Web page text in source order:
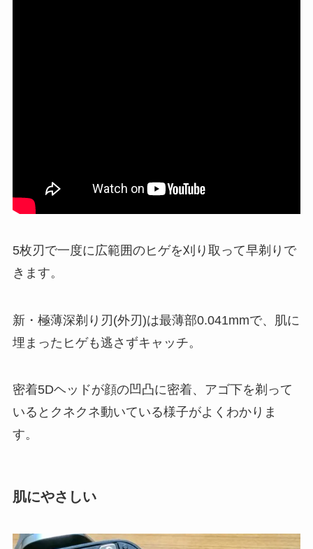
5枚刃で一度に広範囲のヒゲを刈り取って早剃りで
きます。
新・極薄深剃り刃(外刃)は最薄部0.041mmで、肌に
埋まったヒゲも逃さずキャッチ。
密着5Dヘッドが顔の凹凸に密着、アゴ下を剃って
いるとクネクネ動いている様子がよくわかりま
す。
肌にやさしい